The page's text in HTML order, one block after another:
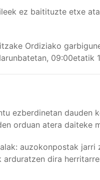
ez baitituzte etxe
Ordiziako
09:00etatik
ezberdinetan dauden
orduan atera daiteke
auzokonpostak jarri
dira